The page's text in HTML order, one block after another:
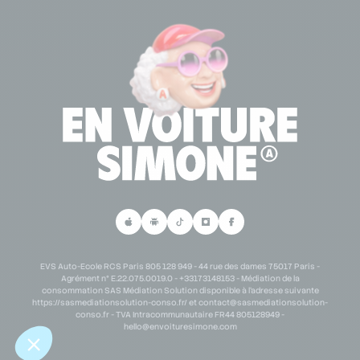
Personne en situation de handicap
Demande de partenariat scolaire
Demande de partenariat B2B
EVS Auto-Ecole RCS Paris 805 128 949 - 44 rue des dames 75017 Paris -
Agrément n° E.22.075.0019.0 - +33173148153 - Médiation de la
consommation SAS Médiation Solution disponible à l'adresse suivante
https://sasmediationsolution-conso.fr/ etcontact@sasmediationsolution-
conso.fr - TVA Intracommunautaire FR44 805128949 -
hello@envoituresimone.com